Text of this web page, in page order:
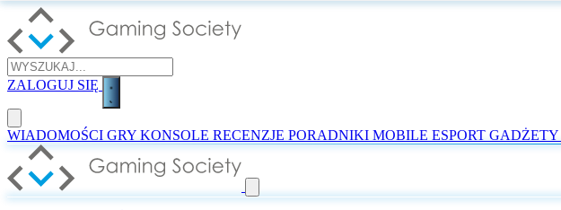
ZALOGUJ SIĘ
WIADOMOŚCI GRY KONSOLE RECENZJE PORADNIKI MOBILE ESPORT GADŻETY